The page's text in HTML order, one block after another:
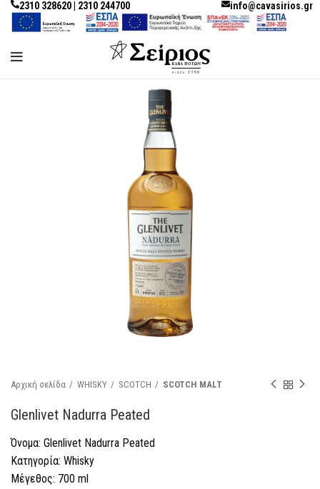
2310 328620 | 2310 244700 info@cavasirios.gr
Αρχική σελίδα WHISKY SCOTCH SCOTCH MALT
Glenlivet Nadurra Peated
Όνομα: Glenlivet Nadurra Peated
Κατηγορία: Whisky
Μέγεθος: 700 ml